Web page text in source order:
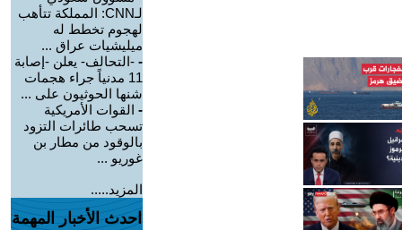
لـCNN: المملكة تتأهب
لهجوم تخطط له
ميليشيات عراق ...
- -التحالف- يعلن -إصابة
11 مدنياً جراء هجمات
شنها الحوثيون على ...
- القوات الأمريكية
تسحب طائرات التزود
بالوقود من مطار بن
غوريو ...
المزيد.....
احدث الأخبار المهمة